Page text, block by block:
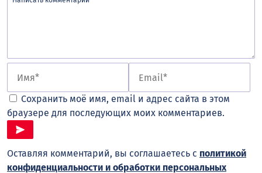
Сохранить моё имя, email и адрес сайта в этом
браузере для последующих моих комментариев.
Оставляя комментарий, вы соглашаетесь с политикой
конфиденциальности и обработки персональных